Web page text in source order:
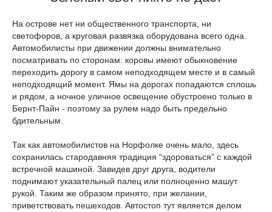
На острове нет ни общественного транспорта, ни
светофоров, а круговая развязка оборудована всего одна.
Автомобилисты при движении должны внимательно
посматривать по сторонам: коровы имеют обыкновение
переходить дорогу в самом неподходящем месте и в самый
неподходящий момент. Ямы на дорогах попадаются сплошь
и рядом, а ночное уличное освещение обустроено только в
Бернт-Пайн - поэтому за рулем надо быть предельно
бдительным.
Так как автомобилистов на Норфолке очень мало, здесь
сохранилась стародавняя традиция “здороваться” с каждой
встречной машиной. Завидев друг друга, водители
поднимают указательный палец или полноценно машут
рукой. Таким же образом принято, при желании,
приветствовать пешеходов. Автостоп тут является делом